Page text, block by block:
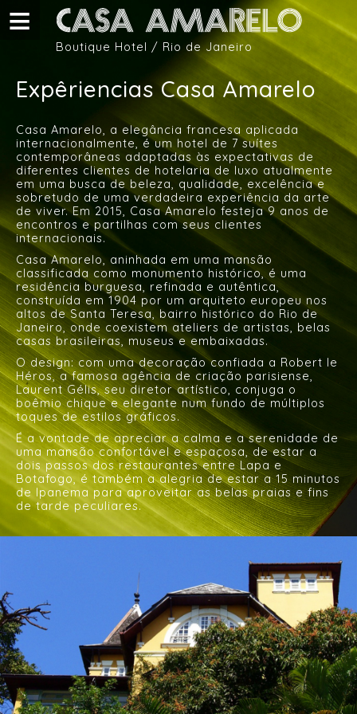
Pular para o conteúdo principal
Expêriencias Casa Amarelo
Casa Amarelo, a elegância francesa aplicada
internacionalmente, é um hotel de 7 suítes
contemporâneas adaptadas às expectativas de
diferentes clientes de hotelaria de luxo atualmente
em uma busca de beleza, qualidade, excelência e
sobretudo de uma verdadeira experiência da arte
de viver. Em 2015, Casa Amarelo festeja 9 anos de
encontros e partilhas com seus clientes
internacionais.
Casa Amarelo, aninhada em uma mansão
classificada como monumento histórico, é uma
residência burguesa, refinada e autêntica,
construída em 1904 por um arquiteto europeu nos
altos de Santa Teresa, bairro histórico do Rio de
Janeiro, onde coexistem ateliers de artistas, belas
casas brasileiras, museus e embaixadas.
O design: com uma decoração confiada a Robert le
Héros, a famosa agência de criação parisiense,
Laurent Gélis, seu diretor artístico, conjuga o
boêmio chique e elegante num fundo de múltiplos
toques de estilos gráficos.
É a vontade de apreciar a calma e a serenidade de
uma mansão confortável e espaçosa, de estar a
dois passos dos restaurantes entre Lapa e
Botafogo, é também a alegria de estar a 15 minutos
de Ipanema para aproveitar as belas praias e fins
de tarde peculiares.
Boutique Hotel / Rio de Janeiro